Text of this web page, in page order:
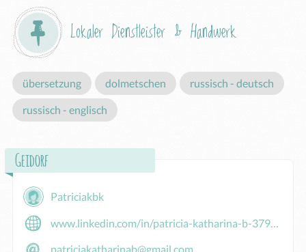
Lokaler Dienstleister & Handwerk
übersetzung dolmetschen russisch - deutsch
russisch - englisch
Geidorf
Patriciakbk
www.linkedin.com/in/patricia-katharina-b-379693385
patriciakatharinab@gmail.com